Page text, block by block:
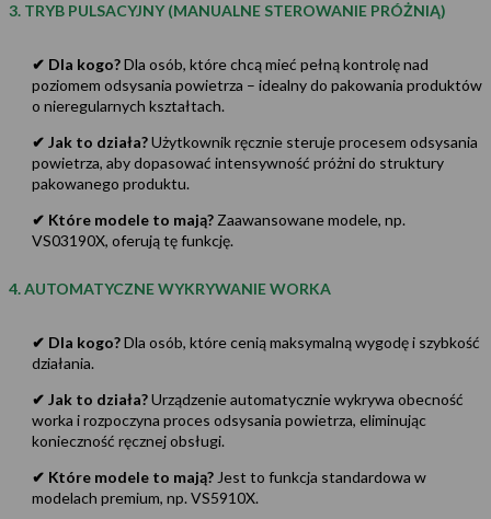
3. TRYB PULSACYJNY (MANUALNE STEROWANIE PRÓŻNIĄ)
✔ Dla kogo?Dla osób, które chcą mieć pełną kontrolę nad
poziomem odsysania powietrza – idealny do pakowania produktów
o nieregularnych kształtach.
✔ Jak to działa?Użytkownik ręcznie steruje procesem odsysania
powietrza, aby dopasować intensywność próżni do struktury
pakowanego produktu.
✔ Które modele to mają? Zaawansowane modele, np.
VS03190X, oferują tę funkcję.
4. AUTOMATYCZNE WYKRYWANIE WORKA
✔ Dla kogo?Dla osób, które cenią maksymalną wygodę i szybkość
działania.
✔ Jak to działa?Urządzenie automatycznie wykrywa obecność
worka i rozpoczyna proces odsysania powietrza, eliminując
konieczność ręcznej obsługi.
✔ Które modele to mają? Jest to funkcja standardowa w
modelach premium, np. VS5910X.